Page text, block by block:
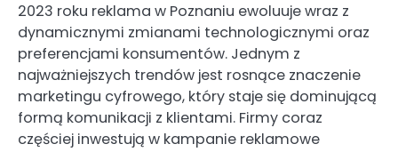
2023 roku reklama w Poznaniu ewoluuje wraz z
dynamicznymi zmianami technologicznymi oraz
preferencjami konsumentów. Jednym z
najważniejszych trendów jest rosnące znaczenie
marketingu cyfrowego, który staje się dominującą
formą komunikacji z klientami. Firmy coraz
częściej inwestują w kampanie reklamowe